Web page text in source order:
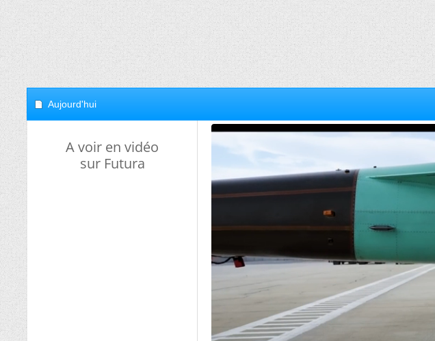
Aujourd'hui
A voir en vidéo
sur Futura